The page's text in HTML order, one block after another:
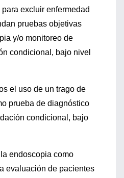
excluir enfermedad
pruebas objetivas
y/o monitoreo de
condicional, bajo nivel
el uso de un trago de
prueba de diagnóstico
condicional, bajo
endoscopia como
evaluación de pacientes